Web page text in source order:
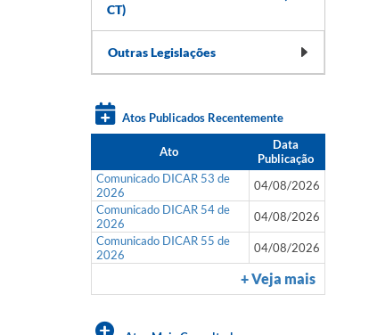
CT)
Outras Legislações
Atos Publicados Recentemente
Ato
Data
Publicação
Comunicado DICAR 53 de
2026
04/08/2026
Comunicado DICAR 54 de
2026
04/08/2026
Comunicado DICAR 55 de
2026
04/08/2026
+ Veja mais